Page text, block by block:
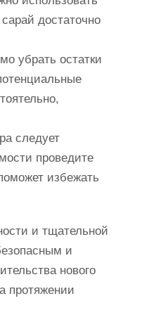
достаточно
убрать остатки
следует
проведите
избежать
и тщательной
и
нового
протяжении